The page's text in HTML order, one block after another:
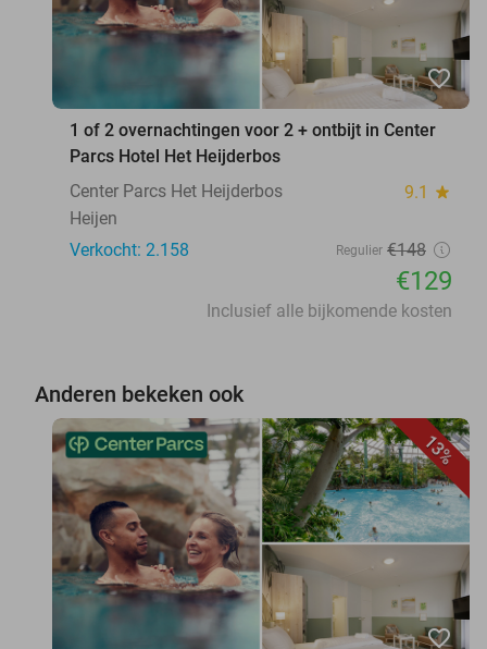
favorite_border
1 of 2 overnachtingen voor 2 + ontbijt in Center
Parcs Hotel Het Heijderbos
Center Parcs Het Heijderbos
9.1 star
Heijen
Verkocht: 2.158
Regulier €148
€129
Inclusief alle bijkomende kosten
Anderen bekeken ook
13%
favorite_border